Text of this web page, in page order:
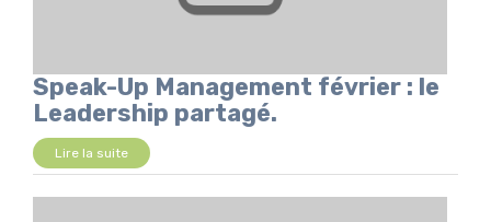
Speak-Up Management février : le
Leadership partagé.
Lire la suite